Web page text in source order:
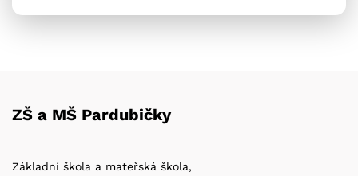
ZŠ a MŠ Pardubičky
Základní škola a mateřská škola,